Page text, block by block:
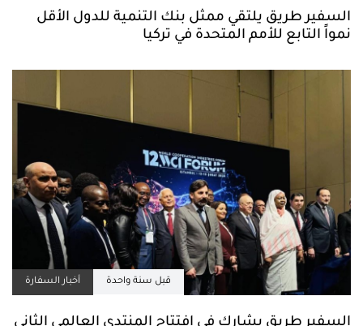
السفير طريق يلتقي ممثل بنك التنمية للدول الأقل
نمواً التابع للأمم المتحدة في تركيا
قبل سنة واحدة أخبار السفارة